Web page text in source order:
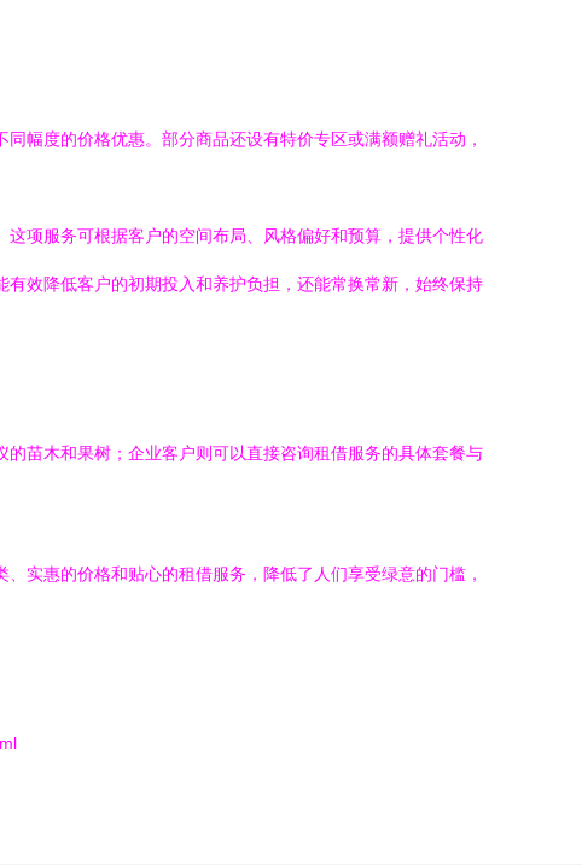
幅度的价格优惠。部分商品还设有特价专区或满额赠礼活动，
这项服务可根据客户的空间布局、风格偏好和预算，提供个性化
效降低客户的初期投入和养护负担，还能常换常新，始终保持
苗木和果树；企业客户则可以直接咨询租借服务的具体套餐与
实惠的价格和贴心的租借服务，降低了人们享受绿意的门槛，